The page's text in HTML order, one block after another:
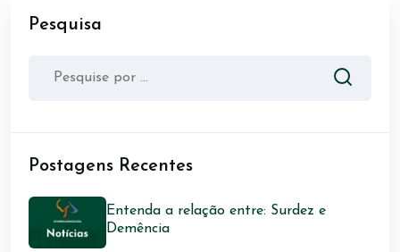
Pesquisa
Postagens Recentes
Entenda a relação entre: Surdez e
Demência